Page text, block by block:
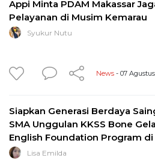
Appi Minta PDAM Makassar
Pelayanan di Musim Kemarau
Syukur Nutu
News - 07 Agustus
Siapkan Generasi Berdaya
SMA Unggulan KKSS Bone
English Foundation Program di
Lisa Emilda